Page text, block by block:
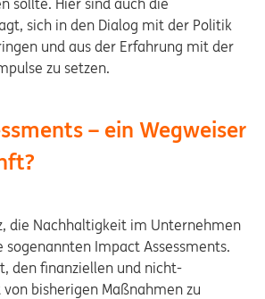
sollte. Hier sind auch die
sich in den Dialog mit der Politik
und aus der Erfahrung mit der
zu setzen.
– ein Wegweiser
die Nachhaltigkeit im Unternehmen
sogenannten Impact Assessments.
den finanziellen und nicht-
bisherigen Maßnahmen zu